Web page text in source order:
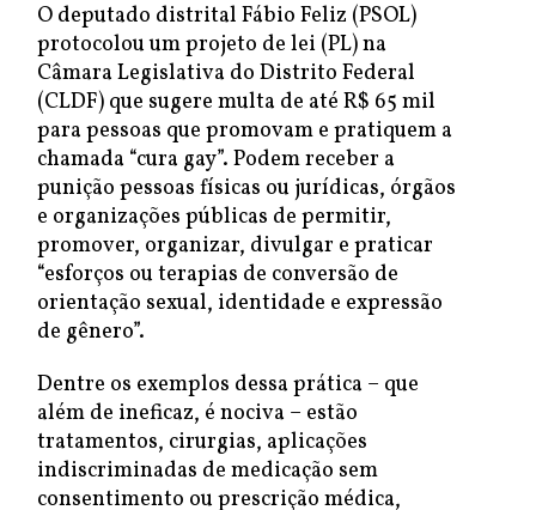
O deputado distrital Fábio Feliz (PSOL)
protocolou um projeto de lei (PL) na
Câmara Legislativa do Distrito Federal
(CLDF) que sugere multa de até R$ 65 mil
para pessoas que promovam e pratiquem a
chamada “cura gay”. Podem receber a
punição pessoas físicas ou jurídicas, órgãos
e organizações públicas de permitir,
promover, organizar, divulgar e praticar
“esforços ou terapias de conversão de
orientação sexual, identidade e expressão
de gênero”.
Dentre os exemplos dessa prática – que
além de ineficaz, é nociva – estão
tratamentos, cirurgias, aplicações
indiscriminadas de medicação sem
consentimento ou prescrição médica,